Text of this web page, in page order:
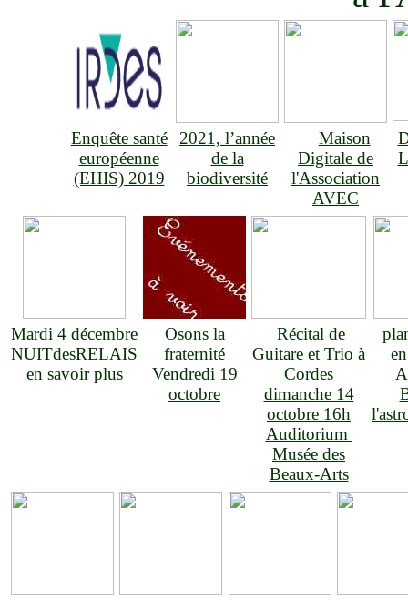
Enquête santé
européenne
(EHIS) 2019
2021, l’année
de la
biodiversité
Maison
Digitale de
l'Association
AVEC
Mardi 4 décembre
NUITdesRELAIS
en savoir plus
Osons la
fraternité
Vendredi 19
octobre
Récital de
Guitare et Trio à
Cordes
dimanche 14
octobre 16h
Auditorium
Musée des
Beaux-Arts